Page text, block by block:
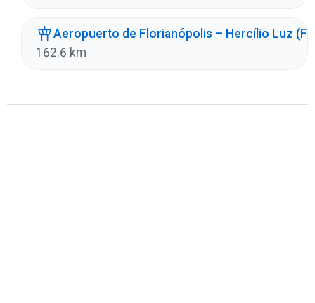
Aeropuerto de Florianópolis – Hercílio Luz
162.6 km